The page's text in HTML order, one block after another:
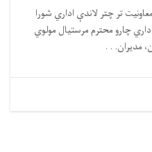
تر چتر لاندې اداري شورا
چارو محترم مرستیال مولوي
مدیران. . .